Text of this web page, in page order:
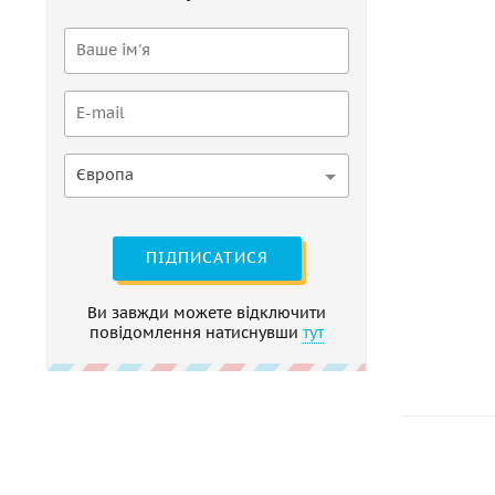
Європа
ПІДПИСАТИСЯ
Ви завжди можете відключити
повідомлення натиснувши тут